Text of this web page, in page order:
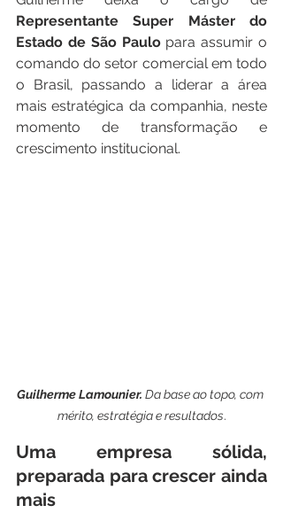
Representante Super Máster do
Estado de São Paulo para assumir o
comando do setor comercial em todo
o Brasil, passando a liderar a área
mais estratégica da companhia, neste
momento de transformação e
crescimento institucional.
Guilherme Lamounier. Da base ao topo, com
mérito, estratégia e resultados.
Uma empresa sólida,
preparada para crescer ainda
mais